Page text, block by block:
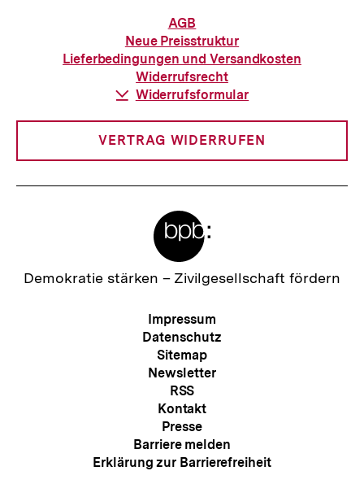
Informationen
zur
Bestellung
AGB
Neue Preisstruktur
Lieferbedingungen und Versandkosten
Widerrufsrecht
Download-
Widerrufsformular
VERTRAG WIDERRUFEN
Zur
Demokratie stärken – Zivilgesellschaft fördern
Meta-
Navigation
Impressum
Datenschutz
Sitemap
Newsletter
RSS
Kontakt
Presse
Barriere melden
Erklärung zur Barrierefreiheit